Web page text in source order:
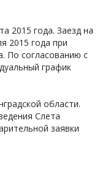
2015 года. Заезд на
2015 года при
По согласованию с
график
области.
Слета
заявки